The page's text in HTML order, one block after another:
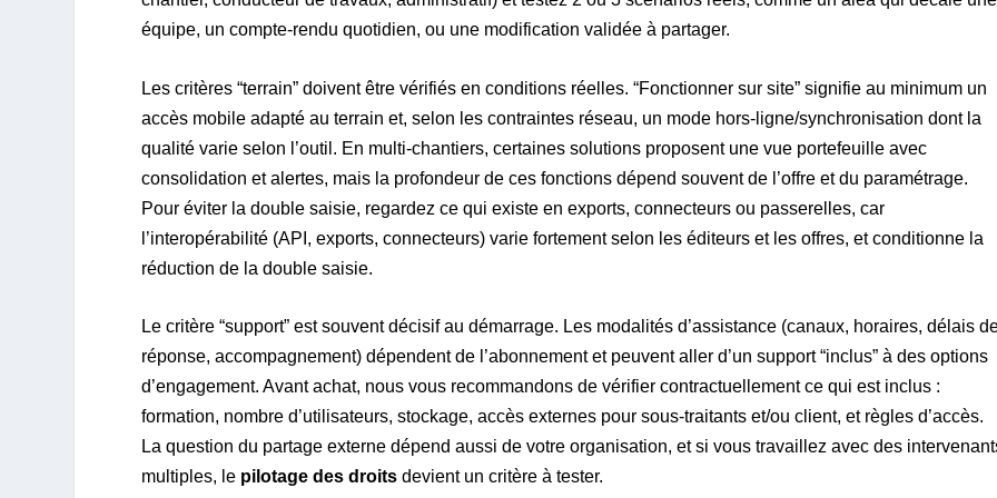
équipe, un compte-rendu quotidien, ou une modification validée à partager.
Les critères “terrain” doivent être vérifiés en conditions réelles. “Fonctionner sur site” signifie au minimum un
accès mobile adapté au terrain et, selon les contraintes réseau, un mode hors-ligne/synchronisation dont la
qualité varie selon l’outil. En multi-chantiers, certaines solutions proposent une vue portefeuille avec
consolidation et alertes, mais la profondeur de ces fonctions dépend souvent de l’offre et du paramétrage.
Pour éviter la double saisie, regardez ce qui existe en exports, connecteurs ou passerelles, car
l’interopérabilité (API, exports, connecteurs) varie fortement selon les éditeurs et les offres, et conditionne la
réduction de la double saisie.
Le critère “support” est souvent décisif au démarrage. Les modalités d’assistance (canaux, horaires, délais
réponse, accompagnement) dépendent de l’abonnement et peuvent aller d’un support “inclus” à des options
d’engagement. Avant achat, nous vous recommandons de vérifier contractuellement ce qui est inclus :
formation, nombre d’utilisateurs, stockage, accès externes pour sous-traitants et/ou client, et règles d’accès.
La question du partage externe dépend aussi de votre organisation, et si vous travaillez avec des
multiples, le pilotage des droits devient un critère à tester.